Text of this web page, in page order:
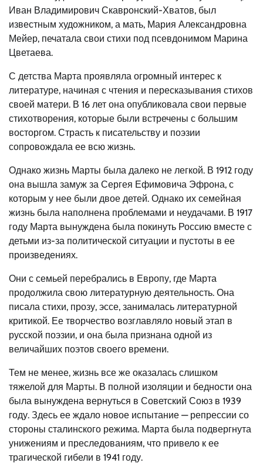
Иван Владимирович Скавронский-Хватов, был
известным художником, а мать, Мария Александровна
Мейер, печатала свои стихи под псевдонимом Марина
Цветаева.
С детства Марта проявляла огромный интерес к
литературе, начиная с чтения и пересказывания стихов
своей матери. В 16 лет она опубликовала свои первые
стихотворения, которые были встречены с большим
восторгом. Страсть к писательству и поэзии
сопровождала ее всю жизнь.
Однако жизнь Марты была далеко не легкой. В 1912 году
она вышла замуж за Сергея Ефимовича Эфрона, с
которым у нее были двое детей. Однако их семейная
жизнь была наполнена проблемами и неудачами. В 1917
году Марта вынуждена была покинуть Россию вместе с
детьми из-за политической ситуации и пустоты в ее
произведениях.
Они с семьей перебрались в Европу, где Марта
продолжила свою литературную деятельность. Она
писала стихи, прозу, эссе, занималась литературной
критикой. Ее творчество возглавляло новый этап в
русской поэзии, и она была признана одной из
величайших поэтов своего времени.
Тем не менее, жизнь все же оказалась слишком
тяжелой для Марты. В полной изоляции и бедности она
была вынуждена вернуться в Советский Союз в 1939
году. Здесь ее ждало новое испытание — репрессии со
стороны сталинского режима. Марта была подвергнута
унижениям и преследованиям, что привело к ее
трагической гибели в 1941 году.